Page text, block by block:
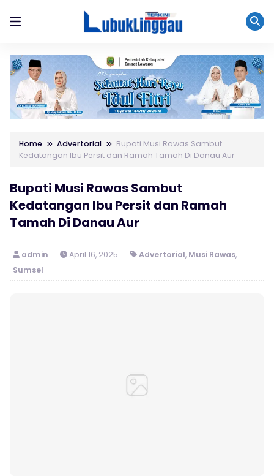
Home Advertorial
Bupati Musi Rawas Sambut
Kedatangan Ibu Persit dan Ramah Tamah Di Danau Aur
Bupati Musi Rawas Sambut
Kedatangan Ibu Persit dan Ramah
Tamah Di Danau Aur
admin April 16, 2025 Advertorial, Musi Rawas,
Sumsel